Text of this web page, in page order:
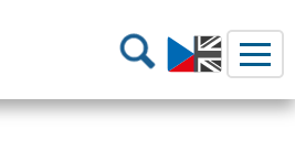
Ministerstvo dopravy Hledání